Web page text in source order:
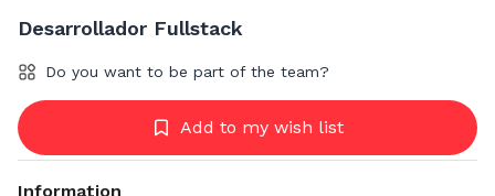
Desarrollador Fullstack
Do you want to be part of the team?
Add to my wish list
Information